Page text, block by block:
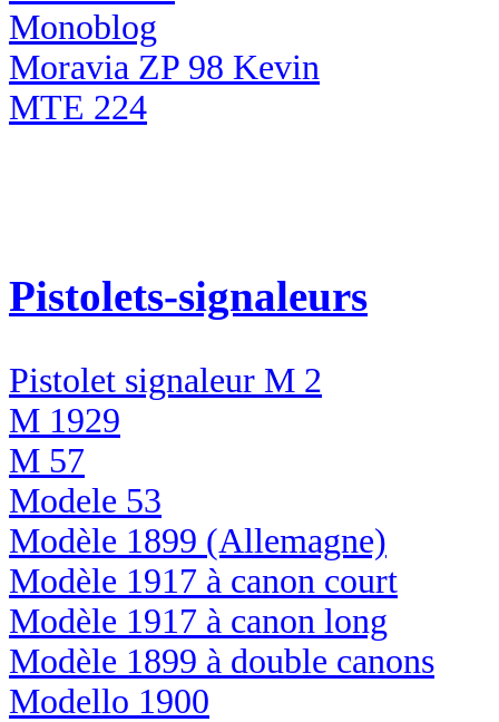
Monoblog
Moravia ZP 98 Kevin
MTE 224
Pistolets-signaleurs
Pistolet signaleur M 2
M 1929
M 57
Modele 53
Modèle 1899 (Allemagne)
Modèle 1917 à canon court
Modèle 1917 à canon long
Modèle 1899 à double canons
Modello 1900